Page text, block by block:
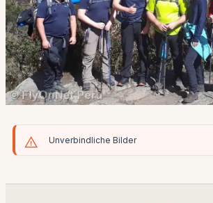
Unverbindliche Bilder